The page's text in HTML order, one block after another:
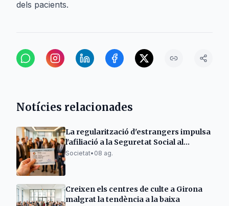
dels pacients.
Notícies relacionades
La regularització d'estrangers impulsa
l'afiliació a la Seguretat Social al
Berguedà
Societat• 08 ag.
Creixen els centres de culte a Girona
malgrat la tendència a la baixa